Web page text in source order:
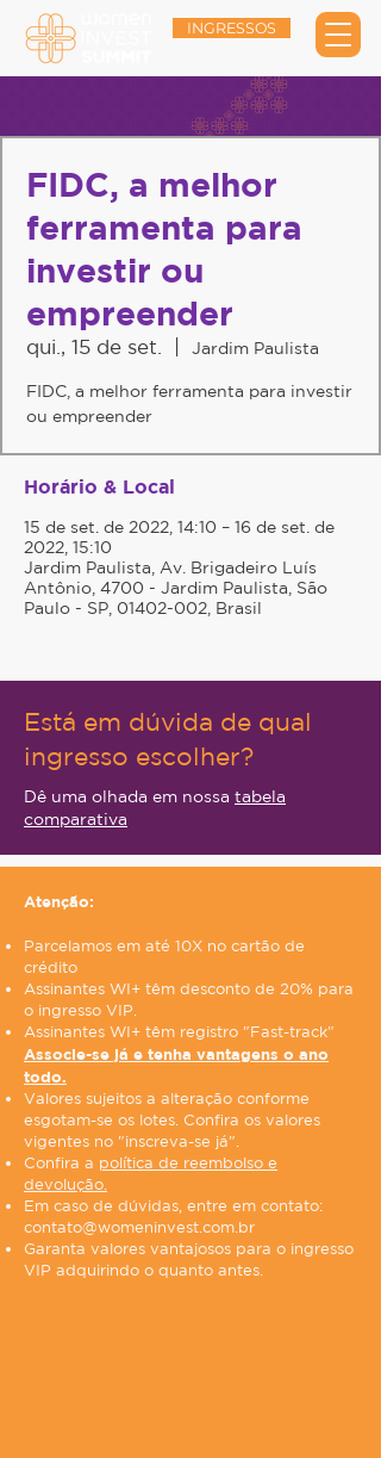
INGRESSOS
FIDC, a melhor
ferramenta para
investir ou
empreender
qui., 15 de set. Jardim Paulista
FIDC, a melhor ferramenta para investir
ou empreender
Horário & Local
15 de set. de 2022, 14:10 – 16 de set. de
2022, 15:10
Jardim Paulista, Av. Brigadeiro Luís
Antônio, 4700 - Jardim Paulista, São
Paulo - SP, 01402-002, Brasil
Está em dúvida de qual
ingresso escolher?
Dê uma olhada em nossa tabela
comparativa
Atenção:
Parcelamos em até 10X no cartão de
crédito
Assinantes WI+ têm desconto de 20% para
o ingresso VIP.
Assinantes WI+ têm registro "Fast-track"
Associe-se já e tenha vantagens o ano
todo.
Valores sujeitos a alteração conforme
esgotam-se os lotes. Confira os valores
vigentes no "inscreva-se já".
Confira a política de reembolso e
devolução.
Em caso de dúvidas, entre em contato:
contato@womeninvest.com.br
Garanta valores vantajosos para o ingresso
VIP adquirindo o quanto antes.